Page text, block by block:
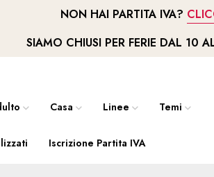
NON HAI PARTITA IVA?
SIAMO CHIUSI PER FERIE DAL 10
Casa Linee Temi
Iscrizione Partita IVA